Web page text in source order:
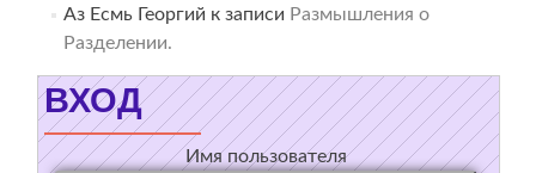
Аз Есмь Георгий к записи Размышления о
Разделении.
ВХОД
Имя пользователя